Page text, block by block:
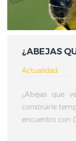
¿ABEJAS
Actualidad
¿Abejas que
construirle
encuentro con